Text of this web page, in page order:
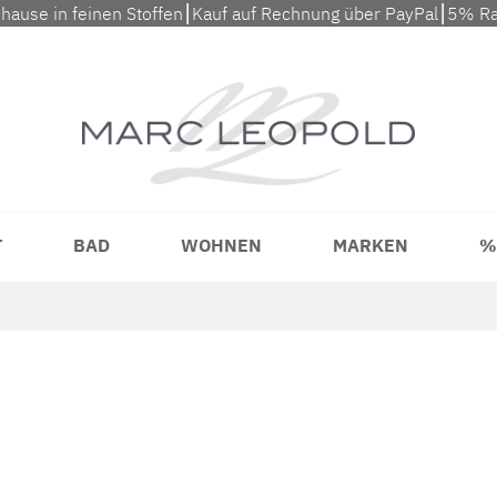
in feinen Stoffen⎮Kauf auf Rechnung über PayPal⎮5%
BAD WOHNEN MARKEN